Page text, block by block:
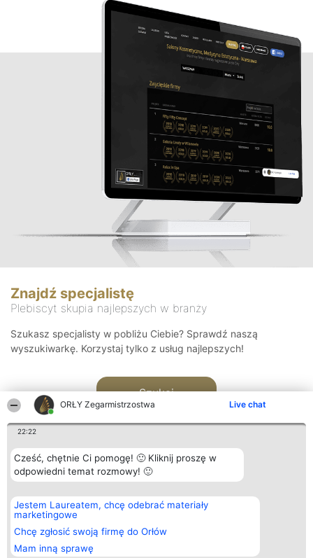
ORŁY Zegarmistrzostwa Live chat
22:22
Cześć, chętnie Ci pomogę! 🙂 Kliknij proszę w
odpowiedni temat rozmowy! 🙂
Jestem Laureatem, chcę odebrać materiały
marketingowe
Chcę zgłosić swoją firmę do Orłów
Mam inną sprawę
Znajdź specjalistę
Plebiscyt skupia najlepszych w branży
Szukasz specjalisty w pobliżu Ciebie? Sprawdź naszą
wyszukiwarkę. Korzystaj tylko z usług najlepszych!
Szukaj
Organizator plebiscytu
Bright Side Solutions sp. z o.
o. sp. k.
ul. Ruska 22
Wrocław 50-079
KRS 0000749100 | Regon
Plebiscyt
Laureaci
wszystkich
Laureatów
Kontakt
Kontakt